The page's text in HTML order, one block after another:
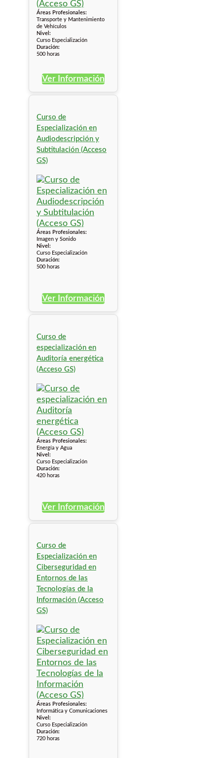
Áreas Profesionales:
Transporte y Mantenimiento
de Vehículos
Nivel:
Curso Especialización
Duración:
500 horas
Ver Información
Curso de
Especialización en
Audiodescripción y
Subtitulación (Acceso
GS)
Áreas Profesionales:
Imagen y Sonido
Nivel:
Curso Especialización
Duración:
500 horas
Ver Información
Curso de
especialización en
Auditoría energética
(Acceso GS)
Áreas Profesionales:
Energía y Agua
Nivel:
Curso Especialización
Duración:
420 horas
Ver Información
Curso de
Especialización en
Ciberseguridad en
Entornos de las
Tecnologías de la
Información (Acceso
GS)
Áreas Profesionales:
Informática y Comunicaciones
Nivel:
Curso Especialización
Duración:
720 horas